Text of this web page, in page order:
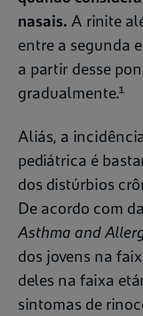
nasais. A rinite
entre a segunda
a partir desse
gradualmente.¹
Aliás, a
pediátrica é
dos distúrbios
De acordo com
Asthma and
dos jovens na
deles na faixa
sintomas de